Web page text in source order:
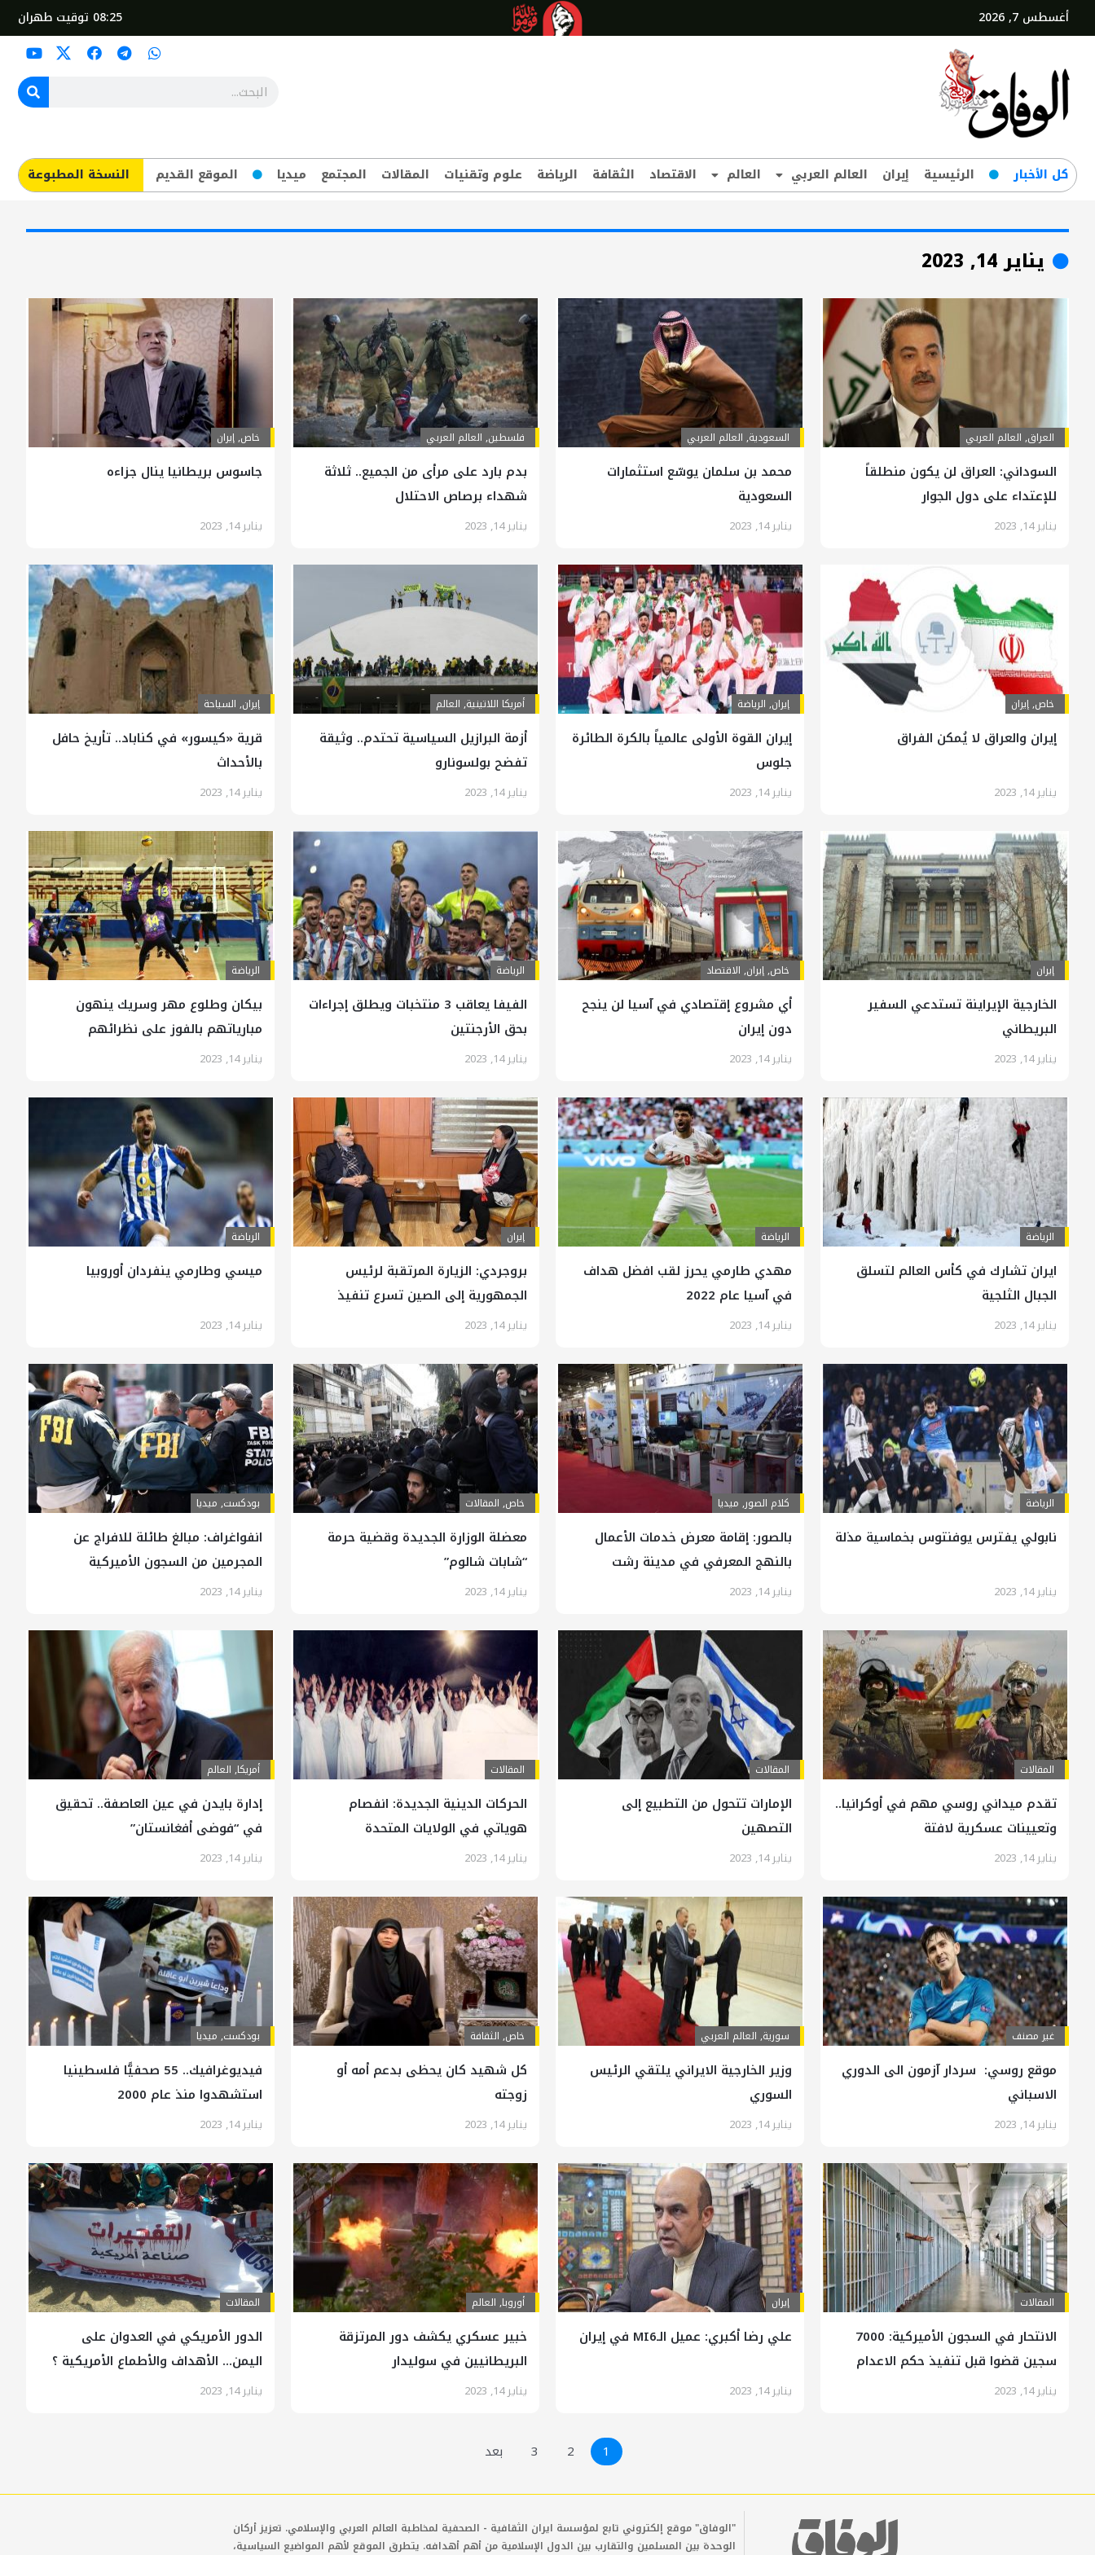
أغسطس 7, 2026 08:25 توقيت طهران
کل‌ الأخبار الرئيسية إيران العالم العربي العالم الاقتصاد الثقافة الرياضة علوم وتقنيات المقالات المجتمع ميديا الموقع القديم ​النسخة المطبوعة
يناير 14, 2023
العراق, العالم العربي
السوداني: العراق لن يكون منطلقاً
للإعتداء على دول الجوار
يناير 14, 2023
السعودية, العالم العربي
محمد بن سلمان يوسّع استثمارات
السعودية
يناير 14, 2023
فلسطين, العالم العربي
بدم بارد على مرأى من الجميع.. ثلاثة
شهداء برصاص الاحتلال
يناير 14, 2023
خاص,إيران
جاسوس بريطانيا ينال جزاءه
يناير 14, 2023
خاص,إيران
إيران والعراق لا يُمكن الفراق
يناير 14, 2023
إيران, الرياضة
إيران القوة الأولى عالمياً بالكرة الطائرة
جلوس
يناير 14, 2023
أمريكا اللاتينية, العالم
أزمة البرازيل السياسية تحتدم.. وثيقة
تفضح بولسونارو
يناير 14, 2023
إيران, السياحة
قرية «كيسور» في كناباد.. تأريخ حافل
بالأحداث
يناير 14, 2023
إيران
الخارجية الإيراينة تستدعي السفير
البريطاني
يناير 14, 2023
خاص,إيران, الاقتصاد
أي مشروع إقتصادي في آسيا لن ينجح
دون إيران
يناير 14, 2023
الرياضة
الفيفا يعاقب 3 منتخبات ويطلق إجراءات
بحق الأرجنتين
يناير 14, 2023
الرياضة
بيكان وطلوع مهر وسريك ينهون
مبارياتهم بالفوز على نظرائهم
يناير 14, 2023
الرياضة
ايران تشارك في كأس العالم لتسلق
الجبال الثلجية
يناير 14, 2023
الرياضة
مهدي طارمي يحرز لقب افضل هداف
في آسيا عام 2022
يناير 14, 2023
إيران
بروجردي: الزيارة المرتقبة لرئيس
الجمهورية إلی الصين تسرع تنفيذ
وثيقة التعاون بين البلدین
يناير 14, 2023
الرياضة
ميسي وطارمي ينفردان أوروبيا
يناير 14, 2023
الرياضة
نابولي يفترس يوفنتوس بخماسية مذلة
يناير 14, 2023
کلام الصور, ميديا
بالصور: إقامة معرض خدمات الأعمال
بالنهج المعرفي في مدينة رشت
يناير 14, 2023
خاص, المقالات
معضلة الوزارة الجديدة وقضية حرمة
“شابات شالوم”
يناير 14, 2023
بودکست, ميديا
انفواغراف: مبالغ طائلة للافراج عن
المجرمين من السجون الأميركية
يناير 14, 2023
المقالات
تقدم ميداني روسي مهم في أوكرانيا..
وتعيينات عسكرية لافتة
يناير 14, 2023
المقالات
الإمارات تتحول من التطبيع إلى
التصهين
يناير 14, 2023
المقالات
الحركات الدينية الجديدة: انفصام
هوياتي في الولايات المتحدة
يناير 14, 2023
أمريكا, العالم
إدارة بايدن في عين العاصفة.. تحقيق
في “فوضى أفغانستان”
يناير 14, 2023
غير مصنف
موقع روسي: سردار آزمون الى الدوري
الاسباني
يناير 14, 2023
سورية, العالم العربي
وزير الخارجية الايراني يلتقي الرئيس
السوري
يناير 14, 2023
خاص, الثقافة
كل شهيد كان يحظى بدعم أمه أو
زوجته
يناير 14, 2023
بودکست, ميديا
فيديوغرافيك.. 55 صحفيًّا فلسطينيا
استشهدوا منذ عام 2000
يناير 14, 2023
المقالات
الانتحار في السجون الأميركية: 7000
سجين قضوا قبل تنفيذ حكم الاعدام
يناير 14, 2023
إيران
علي رضا أكبري: عميل الـMI6 في إيران
يناير 14, 2023
أوروبا, العالم
خبير عسكري يكشف دور المرتزقة
البريطانيين في سوليدار
يناير 14, 2023
المقالات
الدور الأمريكي في العدوان على
اليمن… الأهداف والأطماع الأمريكية ؟
يناير 14, 2023
1
2
3 بعد
"الوفاق" موقع إلكتروني تابع لمؤسسة ايران الثقافية - الصحفية لمخاطبة العالم العربي والإسلامي. تعزيز أركان
الوحدة بين المسلمين والتقارب بين الدول الإسلامية من أهم أهدافه. يتطرق الموقع لأهم المواضيع السياسية،